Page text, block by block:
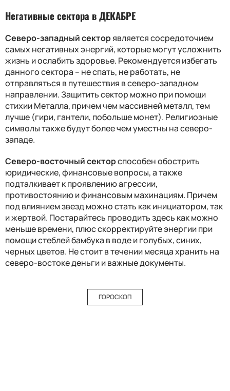
Негативные сектора в ДЕКАБРЕ
Северо-западный секторявляется сосредоточием
самых негативных энергий, которые могут усложнить
жизнь и ослабить здоровье. Рекомендуется избегать
данного сектора – не спать, не работать, не
отправляться в путешествия в северо-западном
направлении. Защитить сектор можно при помощи
стихии Металла, причем чем массивней металл, тем
лучше (гири, гантели, побольше монет). Религиозные
символы также будут более чем уместны на северо-
западе.
Северо-восточный секторспособен обострить
юридические, финансовые вопросы, а также
подталкивает к проявлению агрессии,
противостоянию и финансовым махинациям. Причем
под влиянием звезд можно стать как инициатором, так
и жертвой. Постарайтесь проводить здесь как можно
меньше времени, плюс скорректируйте энергии при
помощи стеблей бамбука в воде и голубых, синих,
черных цветов. Не стоит в течении месяца хранить на
северо-востоке деньги и важные документы.
ГОРОСКОП